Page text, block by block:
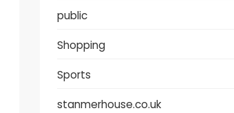
public
Shopping
Sports
stanmerhouse.co.uk